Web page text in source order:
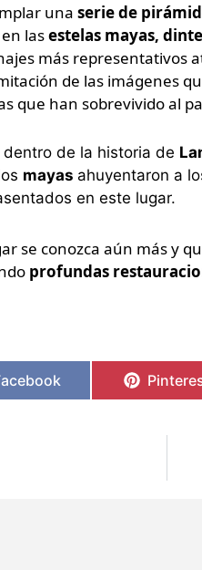
una serie de
lasestelas mayas,
más representativos
de las imágenes
que han sobrevivido al
de la historia de
mayas ahuyentaron a
en este lugar.
se conozca aún más y
profundas